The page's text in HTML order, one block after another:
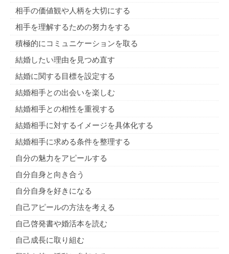
相手の価値観や人柄を大切にする
相手を理解するための努力をする
積極的にコミュニケーションを取る
結婚したい理由を見つめ直す
結婚に関する目標を設定する
結婚相手との出会いを楽しむ
結婚相手との相性を重視する
結婚相手に対するイメージを具体化する
結婚相手に求める条件を整理する
自分の魅力をアピールする
自分自身と向き合う
自分自身を好きになる
自己アピールの方法を考える
自己啓発書や婚活本を読む
自己成長に取り組む